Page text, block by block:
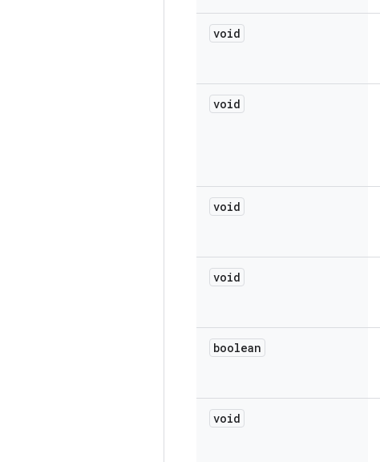
void
void
void
void
boolean
void